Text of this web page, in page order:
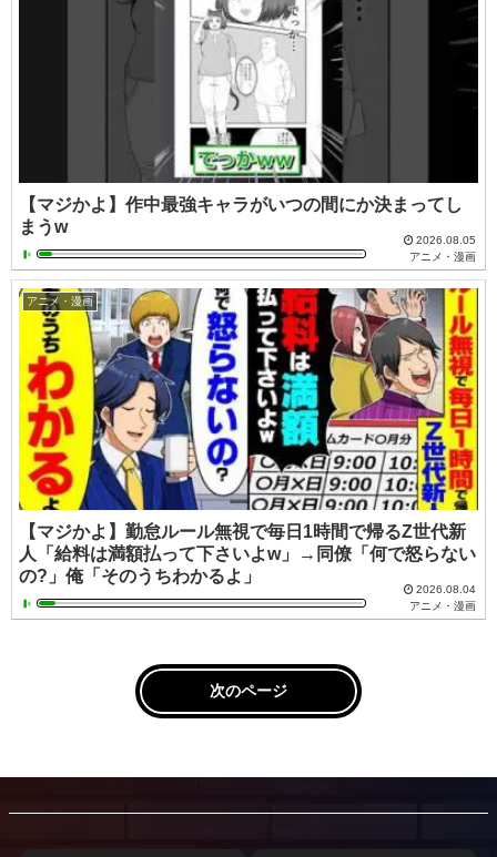
【マジかよ】作中最強キャラがいつの間にか決まってし
まうw
2026.08.05
アニメ・漫画
アニメ・漫画
【マジかよ】勤怠ルール無視で毎日1時間で帰るZ世代新
人「給料は満額払って下さいよw」→同僚「何で怒らない
の?」俺「そのうちわかるよ」
2026.08.04
アニメ・漫画
次のページ